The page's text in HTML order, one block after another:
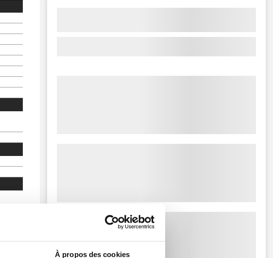
À propos des cookies